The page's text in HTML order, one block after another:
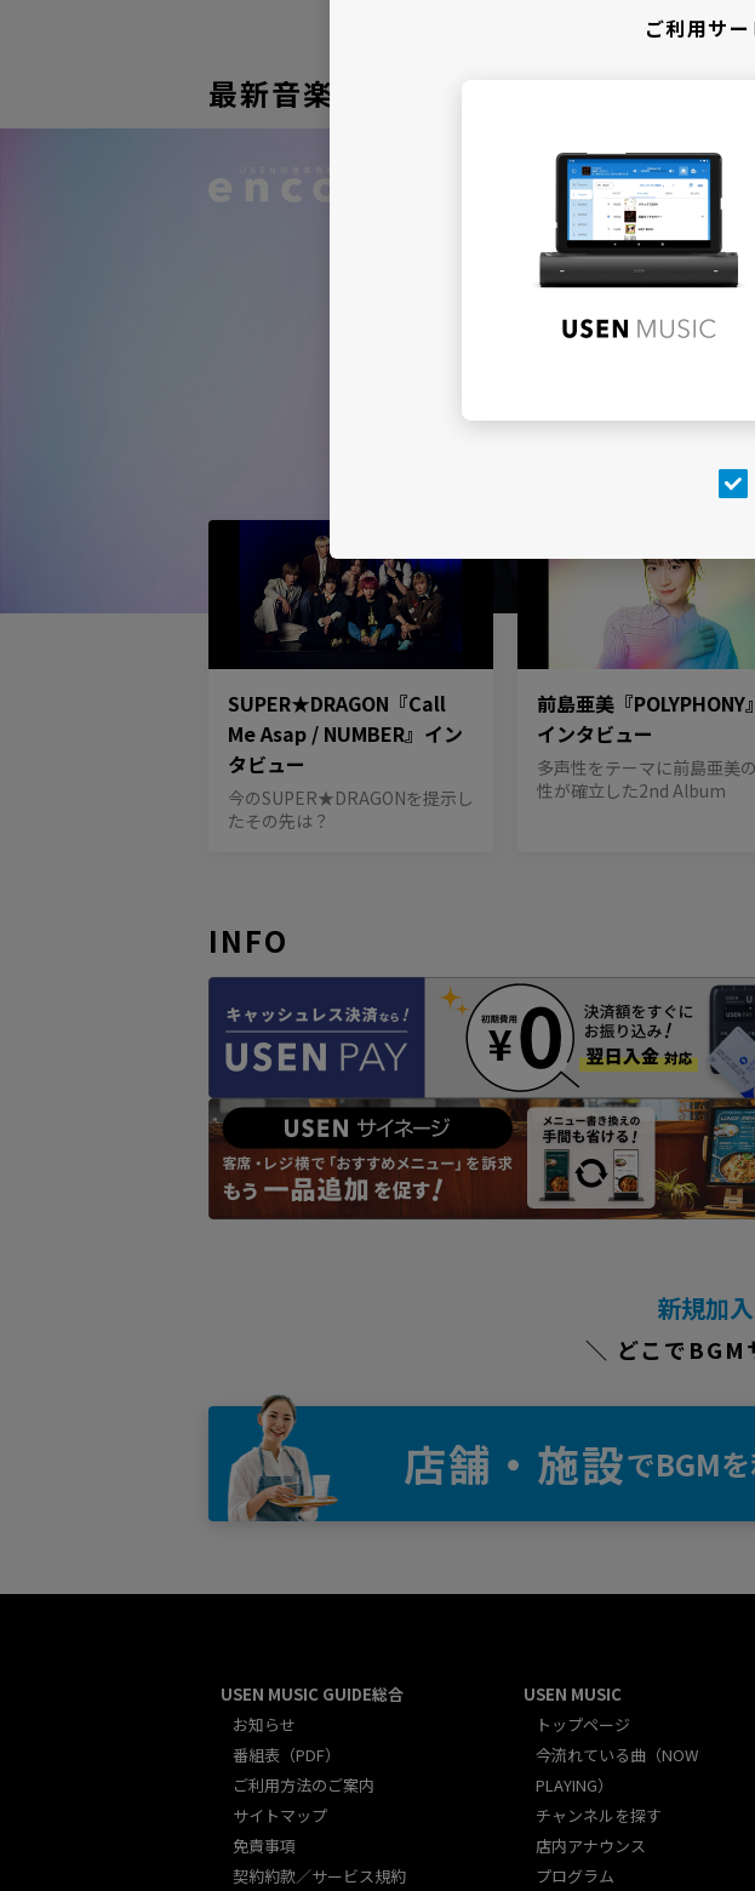
最新音楽ニュース、インタビュー
SUPER★DRAGON『Call
Me Asap / NUMBER』イン
タビュー
今のSUPER★DRAGONを提示し
たその先は？
前島亜美『POLYPHONY』
インタビュー
多声性をテーマに前島亜美
性が確立した2nd Album
INFO
新規加
＼ どこでBGM
店舗・施設でBGM
USEN MUSIC GUIDE総合
お知らせ
番組表（PDF）
ご利用方法のご案内
サイトマップ
免責事項
契約約款／サービス規約
USEN MUSIC
トップページ
今流れている曲（NOW
PLAYING）
チャンネルを探す
店内アナウンス
プログラム
ご利用サ